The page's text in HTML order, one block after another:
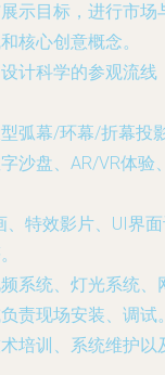
示目标，进行市场
核心创意概念。
计科学的参观流线
型弧幕/环幕/折幕投
沙盘、AR/VR体验
、特效影片、UI界
系统、灯光系统、
责现场安装、调试
培训、系统维护以